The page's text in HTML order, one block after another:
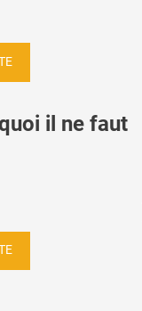
il ne faut